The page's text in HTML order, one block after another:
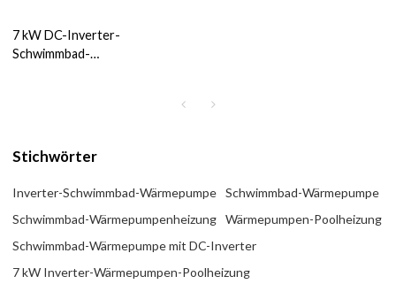
7 kW DC-Inverter-
Schwimmbad-
Stichwörter
Inverter-Schwimmbad-Wärmepumpe
Schwimmbad-Wärmepumpe
Schwimmbad-Wärmepumpenheizung
Wärmepumpen-Poolheizung
Schwimmbad-Wärmepumpe mit DC-Inverter
7 kW Inverter-Wärmepumpen-Poolheizung